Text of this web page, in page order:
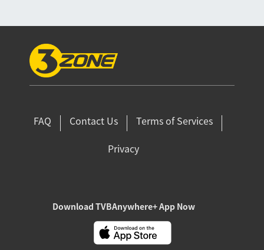
FAQ Contact Us
Terms of Services
Privacy
Download TVBAnywhere+ App Now